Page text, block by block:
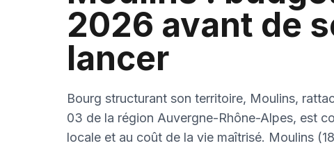
2026 avant de
lancer
Bourg structurant son territoire, Moulins,
03 de la région Auvergne-Rhône-Alpes, est
locale et au coût de la vie maîtrisé. Moulins